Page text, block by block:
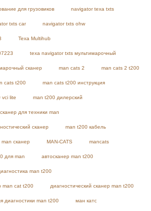
для грузовиков navigator texa txts
txts car navigator txts ohw
Texa Multihub
texa navigator txts мультимарочный
сканер man cats 2 man cats 2 t200
cats t200 man cats t200 инструкция
vci lite man t200 дилерский
для техники man
сканер man t200 кабель
man сканер MAN-CATS mancats
для man автосканер man t200
man t200
man cat t200 диагностический сканер man t200
диагностики man t200 ман катс